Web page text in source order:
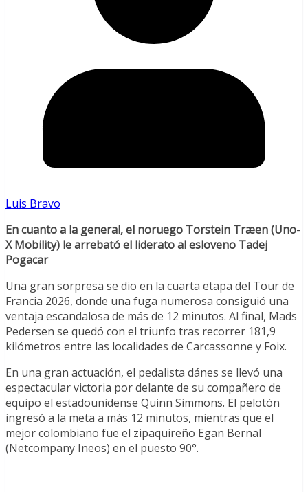
Luis Bravo
En cuanto a la general, el noruego Torstein Træen (Uno-
X Mobility) le arrebató el liderato al esloveno Tadej
Pogacar
Una gran sorpresa se dio en la cuarta etapa del Tour de
Francia 2026, donde una fuga numerosa consiguió una
ventaja escandalosa de más de 12 minutos. Al final, Mads
Pedersen se quedó con el triunfo tras recorrer 181,9
kilómetros entre las localidades de Carcassonne y Foix.
En una gran actuación, el pedalista dánes se llevó una
espectacular victoria por delante de su compañero de
equipo el estadounidense Quinn Simmons. El pelotón
ingresó a la meta a más 12 minutos, mientras que el
mejor colombiano fue el zipaquireño Egan Bernal
(Netcompany Ineos) en el puesto 90°.